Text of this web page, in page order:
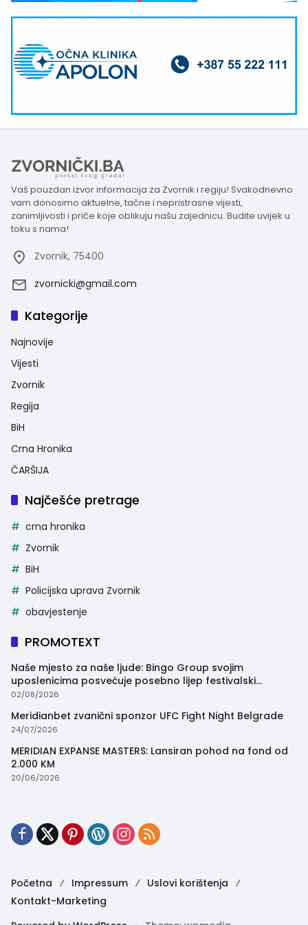
Vaš pouzdan izvor informacija za Zvornik i regiju! Svakodnevno
vam donosimo aktuelne, tačne i nepristrasne vijesti,
zanimljivosti i priče koje oblikuju našu zajednicu. Budite uvijek u
toku s nama!
Zvornik, 75400
zvornicki@gmail.com
Kategorije
Najnovije
Vijesti
Zvornik
Regija
BiH
Crna Hronika
ČARŠIJA
Najčešće pretrage
crna hronika
Zvornik
BiH
Policijska uprava Zvornik
obavjestenje
PROMOTEXT
Naše mjesto za naše ljude: Bingo Group svojim
uposlenicima posvećuje posebno lijep festivalski
trenutak
02/08/2026
Meridianbet zvanični sponzor UFC Fight Night Belgrade
24/07/2026
MERIDIAN EXPANSE MASTERS: Lansiran pohod na fond od
2.000 KM
20/06/2026
Početna Impressum
Uslovi korištenja
Kontakt-Marketing